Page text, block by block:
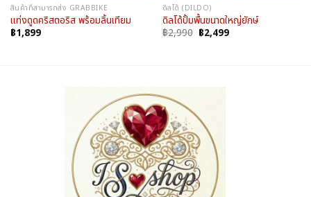
สินค้าที่สามารถส่ง GRABBIKE
แท่งดูดคริสตอริส พร้อมลิ้นเทียม
฿1,899
ดิลโด้ (DILDO)
ดิลโด้ปั้มพื้นขนาดใหญ่ยักษ์
฿2,990 Original
price
฿2,499Current